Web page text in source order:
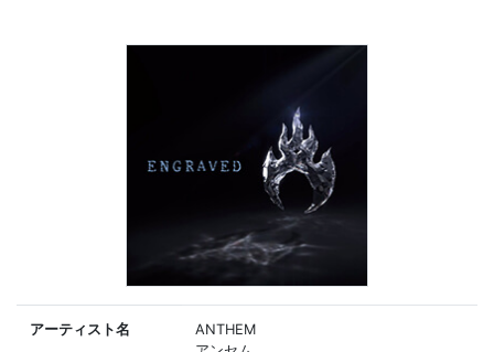
アーティスト名
ANTHEM